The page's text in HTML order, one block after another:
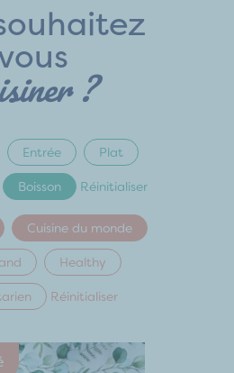
?
Entrée Plat
Boisson Réinitialiser
Cuisine du monde
Healthy
Réinitialiser